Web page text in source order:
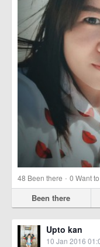
48 Been there · 0 Want
Been there
Upto kan
10 Jan 2016